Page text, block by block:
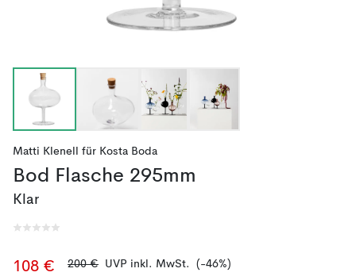
Matti Klenell für Kosta Boda
Bod Flasche 295mm
Klar
108 € 200 € UVP inkl. MwSt. (-46%)